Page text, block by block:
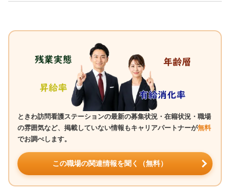
ときわ訪問看護ステーションの最新の募集状況・在籍状況・職場
の雰囲気など、掲載していない情報もキャリアパートナーが無料
でお調べします。
この職場の関連情報を聞く（無料）